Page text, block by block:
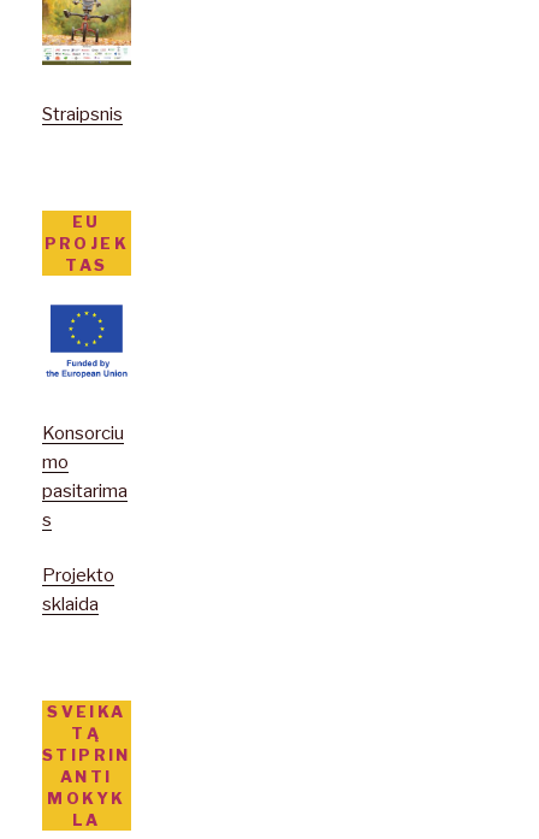
Straipsnis
EU
PROJEK
TAS
Konsorciu
mo
pasitarima
s
Projekto
sklaida
SVEIKA
TĄ
STIPRIN
ANTI
MOKYK
LA